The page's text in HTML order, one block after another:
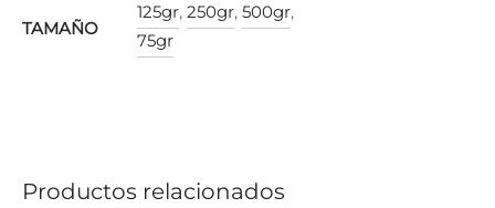
TAMAÑO
125gr, 250gr, 500gr,
75gr
Productos relacionados